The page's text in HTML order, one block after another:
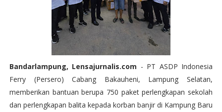
Bandarlampung, Lensajurnalis.com - PT ASDP Indonesia
Ferry (Persero) Cabang Bakauheni, Lampung Selatan,
memberikan bantuan berupa 750 paket perlengkapan sekolah
dan perlengkapan balita kepada korban banjir di Kampung Baru